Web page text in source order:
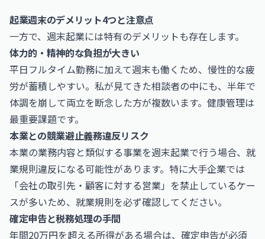
起業週末のデメリット4つと注意点
一方で、週末起業には特有のデメリットも存在します。
体力的・精神的な負担が大きい
平日フルタイム勤務に加えて週末も働くため、慢性的な疲
労が蓄積しやすい。私が見てきた相談者の中にも、半年で
体調を崩して両立を断念した方が複数います。健康管理は
最重要課題です。
本業との競業避止義務違反リスク
本業の業務内容と類似する事業を週末起業で行う場合、就
業規則違反になる可能性があります。特に大手企業では
「会社の取引先・顧客に対する営業」を禁止しているケー
スが多いため、就業規則を必ず確認してください。
確定申告と税務処理の手間
年間20万円を超える所得がある場合は、確定申告が必須